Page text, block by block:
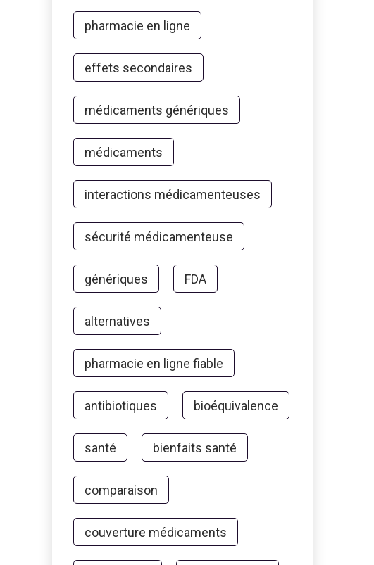
pharmacie en ligne
effets secondaires
médicaments génériques
médicaments
interactions médicamenteuses
sécurité médicamenteuse
génériques FDA
alternatives
pharmacie en ligne fiable
antibiotiques bioéquivalence
santé bienfaits santé
comparaison
couverture médicaments